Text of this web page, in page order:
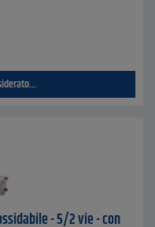
- 5/2 vie - con